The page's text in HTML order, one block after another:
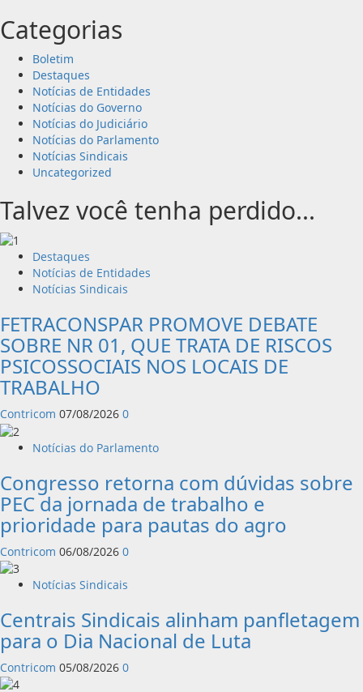
Categorias
Boletim
Destaques
Notícias de Entidades
Notícias do Governo
Notícias do Judiciário
Notícias do Parlamento
Notícias Sindicais
Uncategorized
Talvez você tenha perdido...
Destaques
Notícias de Entidades
Notícias Sindicais
FETRACONSPAR PROMOVE DEBATE
SOBRE NR 01, QUE TRATA DE RISCOS
PSICOSSOCIAIS NOS LOCAIS DE
TRABALHO
Contricom 07/08/2026 0
Notícias do Parlamento
Congresso retorna com dúvidas sobre
PEC da jornada de trabalho e
prioridade para pautas do agro
Contricom 06/08/2026 0
Notícias Sindicais
Centrais Sindicais alinham panfletagem
para o Dia Nacional de Luta
Contricom 05/08/2026 0